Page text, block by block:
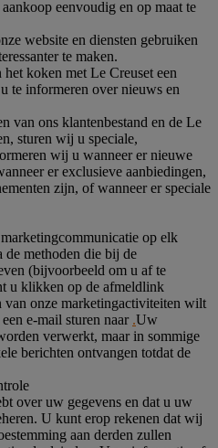
eenvoudig en op maat te
website en diensten gebruiken
te maken.
koken met Le Creuset een
te informeren over nieuws en
van ons klantenbestand en de Le
sturen wij u speciale,
wij u wanneer er nieuwe
er exclusieve aanbiedingen,
zijn, of wanneer er speciale
op elk
de methoden die bij de
(bijvoorbeeld om u af te
u klikken op de afmeldlink
van onze marketingactiviteiten wilt
e-mail sturen naar .Uw
verwerkt, maar in sommige
berichten ontvangen totdat de
over uw gegevens en dat u uw
U kunt erop rekenen dat wij
aan derden zullen